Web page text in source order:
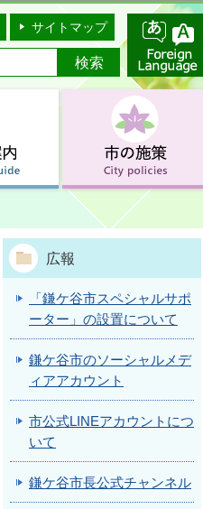
サイトマップ
広報
「鎌ケ谷市スペシャルサポ
ーター」の設置について
鎌ケ谷市のソーシャルメデ
ィアアカウント
市公式LINEアカウントにつ
いて
鎌ケ谷市長公式チャンネル